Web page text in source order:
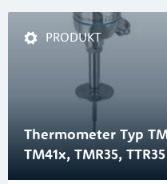
PRODUKT
Thermometer Typ
TM41x, TMR35,